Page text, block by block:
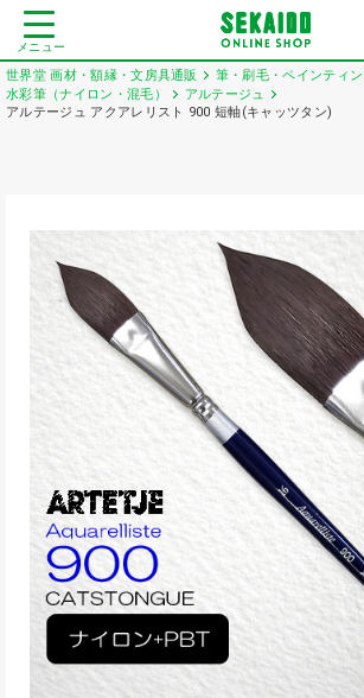
メニュー
世界堂 画材・額縁・文房具通販
筆・刷毛・ペインティ
水彩筆（ナイロン・混毛）
アルテージュ
アルテージュ アクアレリスト 900 短軸(キャッツタン)